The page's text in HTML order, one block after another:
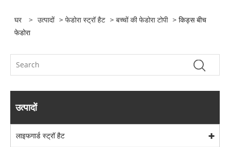
घर > उत्पादों >फेडोरा स्ट्रॉ हैट >बच्चों की फेडोरा टोपी > किड्स बीच
फेडोरा
उत्पादों
लाइफगार्ड स्ट्रॉ हैट